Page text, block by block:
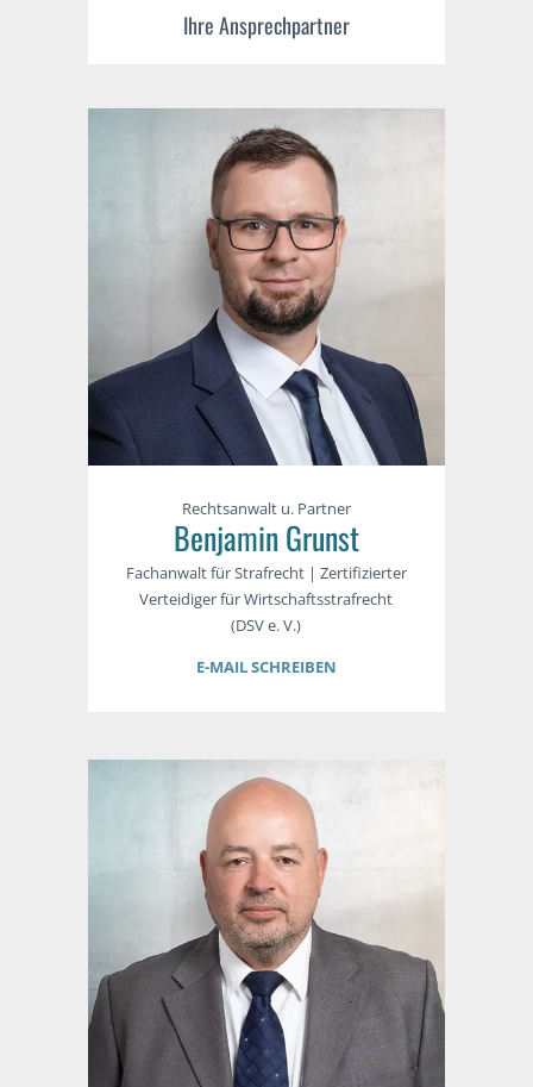
Ihre Ansprechpartner
Rechtsanwalt u. Partner
Benjamin Grunst
Fachanwalt für Strafrecht | Zertifizierter
Verteidiger für Wirtschaftsstrafrecht
(DSV e. V.)
E-MAIL SCHREIBEN